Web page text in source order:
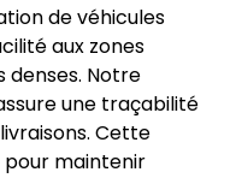
de véhicules
aux zones
Notre
une traçabilité
Cette
maintenir